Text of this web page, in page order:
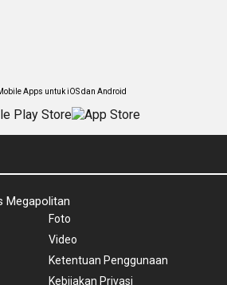
Apps untuk iOS dan Android
Megapolitan
Foto
Video
Ketentuan Penggunaan
Kebijakan Privasi